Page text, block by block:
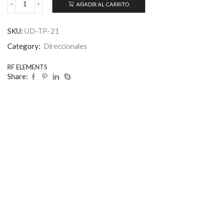
AÑADIR AL CARRITO
SKU: UD-TP-21
Category: Direccionales
RF ELEMENTS
Share: